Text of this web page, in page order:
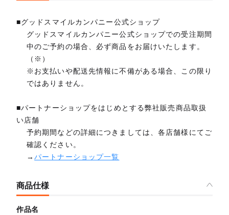
■グッドスマイルカンパニー公式ショップ
グッドスマイルカンパニー公式ショップでの受注期間
中のご予約の場合、必ず商品をお届けいたします。
（※）
※お支払いや配送先情報に不備がある場合、この限り
ではありません。
■パートナーショップをはじめとする弊社販売商品取扱
い店舗
予約期間などの詳細につきましては、各店舗様にてご
確認ください。
→パートナーショップ一覧
商品仕様
作品名